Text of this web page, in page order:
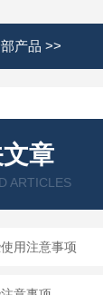
产品 >>
章
ARTICLES
用注意事项